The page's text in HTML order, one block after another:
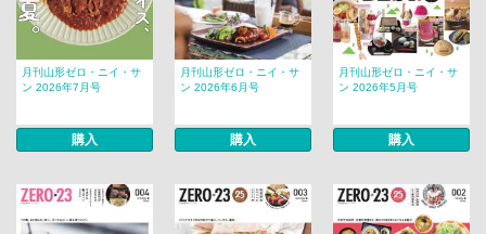
月刊山形ゼロ・ニイ・サ
ン 2026年7月号
購入
月刊山形ゼロ・ニイ・サ
ン 2026年6月号
購入
月刊山形ゼロ・ニイ・サ
ン 2026年5月号
購入